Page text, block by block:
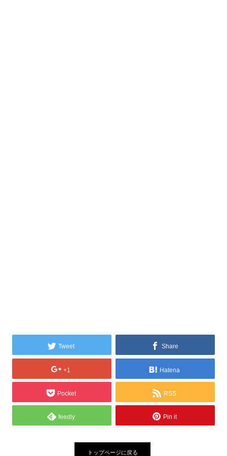
Tweet Share
+1 Hatena
Pocket RSS
feedly Pin it
トップページに戻る